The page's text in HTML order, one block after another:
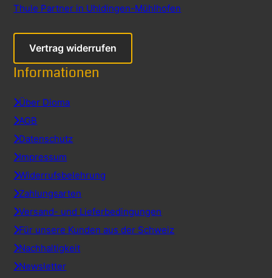
Thule Partner in Uhldingen-Mühlhofen
Vertrag widerrufen
Informationen
Über Dioma
AGB
Datenschutz
Impressum
Widerrufsbelehrung
Zahlungsarten
Versand- und Lieferbedingungen
Für unsere Kunden aus der Schweiz
Nachhaltigkeit
Newsletter